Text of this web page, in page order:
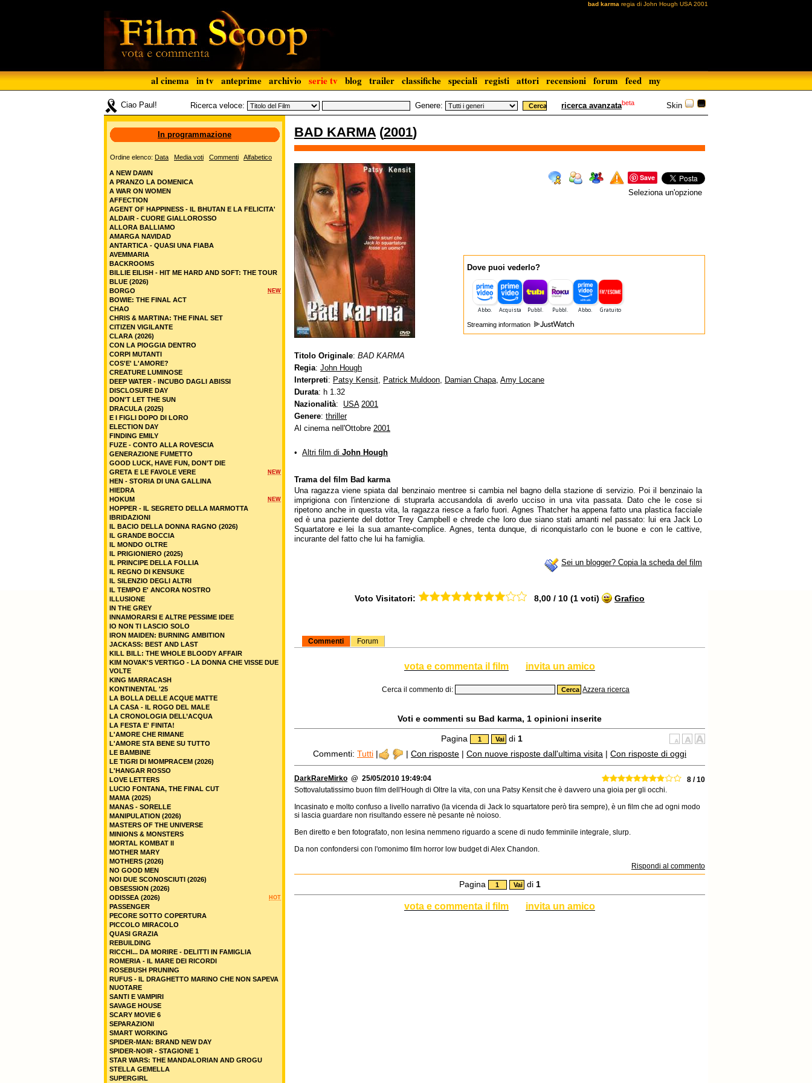
bad karma regia di John Hough USA 2001
al cinema in tv anteprime archivio serie tv blog trailer classifiche speciali registi attori recensioni forum feed my
Skin
Ciao Paul! Ricerca veloce: Genere: ricerca avanzatabeta
BAD KARMA(2001)
Save
Seleziona un'opzione
Dove puoi vederlo?
Streaming information
Titolo Originale: BAD KARMA
Regia: John Hough
Interpreti: Patsy Kensit, Patrick Muldoon, Damian Chapa, Amy Locane
Durata: h 1.32
Nazionalità: USA 2001
Genere: thriller
Al cinema nell'Ottobre 2001
• Altri film di John Hough
Trama del film Bad karma
Una ragazza viene spiata dal benzinaio mentree si cambia nel bagno della stazione di servizio. Poi il benzinaio la
imprigiona con l'intenzione di stuprarla accusandola di averlo ucciso in una vita passata. Dato che le cose si
ripetono anche in questa vita, la ragazza riesce a farlo fuori. Agnes Thatcher ha appena fatto una plastica facciale
ed è una paziente del dottor Trey Campbell e chrede che loro due siano stati amanti nel passato: lui era Jack Lo
Squartatore e lei la sua amante-complice. Agnes, tenta dunque, di riconquistarlo con le buone e con le cattive,
incurante del fatto che lui ha famiglia.
Sei un blogger? Copia la scheda del film
Voto Visitatori: 8,00 / 10 (1 voti) Grafico
Commenti Forum
vota e commenta il film invita un amico
Cerca il commento di: Azzera ricerca
Voti e commenti su Bad karma, 1 opinioni inserite
Pagina di 1
Commenti: Tutti | | Con risposte | Con nuove risposte dall'ultima visita | Con risposte di oggi
DarkRareMirko @ 25/05/2010 19:49:04
8 / 10
Sottovalutatissimo buon film dell'Hough di Oltre la vita, con una Patsy Kensit che è davvero una gioia per gli occhi.
Incasinato e molto confuso a livello narrativo (la vicenda di Jack lo squartatore però tira sempre), è un film che ad ogni modo
si lascia guardare non risultando essere nè pesante nè noioso.
Ben diretto e ben fotografato, non lesina nemmeno riguardo a scene di nudo femminile integrale, slurp.
Da non confondersi con l'omonimo film horror low budget di Alex Chandon.
Rispondi al commento
Pagina di 1
vota e commenta il film invita un amico
In programmazione
Ordine elenco: Data Media voti Commenti Alfabetico
A NEW DAWN
A PRANZO LA DOMENICA
A WAR ON WOMEN
AFFECTION
AGENT OF HAPPINESS - IL BHUTAN E LA FELICITA'
ALDAIR - CUORE GIALLOROSSO
ALLORA BALLIAMO
AMARGA NAVIDAD
ANTARTICA - QUASI UNA FIABA
AVEMMARIA
BACKROOMS
BILLIE EILISH - HIT ME HARD AND SOFT: THE TOUR
BLUE (2026)
NEW
BORGO
BOWIE: THE FINAL ACT
CHAO
CHRIS & MARTINA: THE FINAL SET
CITIZEN VIGILANTE
CLARA (2026)
CON LA PIOGGIA DENTRO
CORPI MUTANTI
COS'E' L'AMORE?
CREATURE LUMINOSE
DEEP WATER - INCUBO DAGLI ABISSI
DISCLOSURE DAY
DON'T LET THE SUN
DRACULA (2025)
E I FIGLI DOPO DI LORO
ELECTION DAY
FINDING EMILY
FUZE - CONTO ALLA ROVESCIA
GENERAZIONE FUMETTO
GOOD LUCK, HAVE FUN, DON’T DIE
NEW
GRETA E LE FAVOLE VERE
HEN - STORIA DI UNA GALLINA
HIEDRA
NEW
HOKUM
HOPPER - IL SEGRETO DELLA MARMOTTA
IBRIDAZIONI
IL BACIO DELLA DONNA RAGNO (2026)
IL GRANDE BOCCIA
IL MONDO OLTRE
IL PRIGIONIERO (2025)
IL PRINCIPE DELLA FOLLIA
IL REGNO DI KENSUKE
IL SILENZIO DEGLI ALTRI
IL TEMPO E' ANCORA NOSTRO
ILLUSIONE
IN THE GREY
INNAMORARSI E ALTRE PESSIME IDEE
IO NON TI LASCIO SOLO
IRON MAIDEN: BURNING AMBITION
JACKASS: BEST AND LAST
KILL BILL: THE WHOLE BLOODY AFFAIR
KIM NOVAK'S VERTIGO - LA DONNA CHE VISSE DUE
VOLTE
KING MARRACASH
KONTINENTAL '25
LA BOLLA DELLE ACQUE MATTE
LA CASA - IL ROGO DEL MALE
LA CRONOLOGIA DELL’ACQUA
LA FESTA E' FINITA!
L'AMORE CHE RIMANE
L'AMORE STA BENE SU TUTTO
LE BAMBINE
LE TIGRI DI MOMPRACEM (2026)
L'HANGAR ROSSO
LOVE LETTERS
LUCIO FONTANA, THE FINAL CUT
MAMA (2025)
MANAS - SORELLE
MANIPULATION (2026)
MASTERS OF THE UNIVERSE
MINIONS & MONSTERS
MORTAL KOMBAT II
MOTHER MARY
MOTHERS (2026)
NO GOOD MEN
NOI DUE SCONOSCIUTI (2026)
OBSESSION (2026)
HOT
ODISSEA (2026)
PASSENGER
PECORE SOTTO COPERTURA
PICCOLO MIRACOLO
QUASI GRAZIA
REBUILDING
RICCHI... DA MORIRE - DELITTI IN FAMIGLIA
ROMERIA - IL MARE DEI RICORDI
ROSEBUSH PRUNING
RUFUS - IL DRAGHETTO MARINO CHE NON SAPEVA
NUOTARE
SANTI E VAMPIRI
SAVAGE HOUSE
SCARY MOVIE 6
SEPARAZIONI
SMART WORKING
SPIDER-MAN: BRAND NEW DAY
SPIDER-NOIR - STAGIONE 1
STAR WARS: THE MANDALORIAN AND GROGU
STELLA GEMELLA
SUPERGIRL